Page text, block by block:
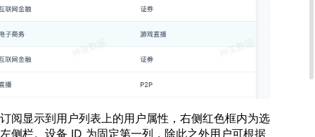
阅显示到用户列表上的用户属性，右侧红色框内为选
侧栏。设备 ID 为固定第一列，除此之外用户可根据